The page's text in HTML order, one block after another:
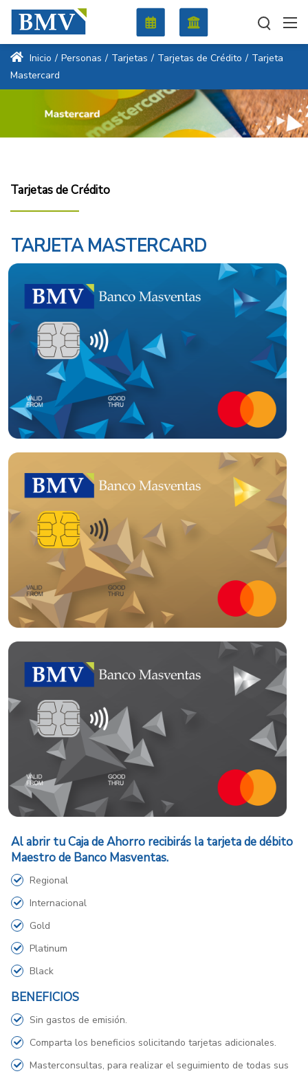
Inicio / Personas / Tarjetas / Tarjetas de Crédito / Tarjeta
Mastercard
Tarjetas de Crédito
TARJETA MASTERCARD
Al abrir tu Caja de Ahorro recibirás la tarjeta de débito
Maestro de Banco Masventas.
Regional
Internacional
Gold
Platinum
Black
BENEFICIOS
Sin gastos de emisión.
Comparta los beneficios solicitando tarjetas adicionales.
Masterconsultas, para realizar el seguimiento de todas sus